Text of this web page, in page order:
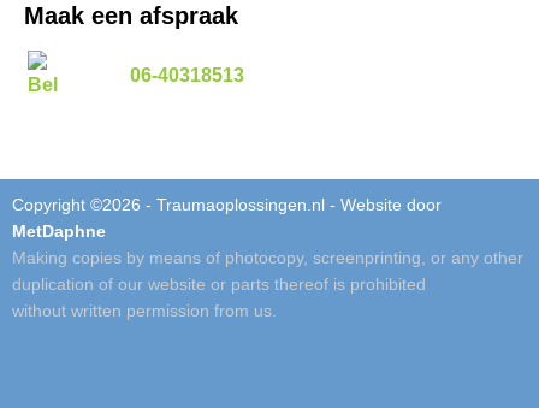
Maak een afspraak
06-40318513
Copyright ©2026 - Traumaoplossingen.nl - Website door
MetDaphne
Making copies by means of photocopy, screenprinting, or any other
duplication of our website or parts thereof is prohibited
without written permission from us.